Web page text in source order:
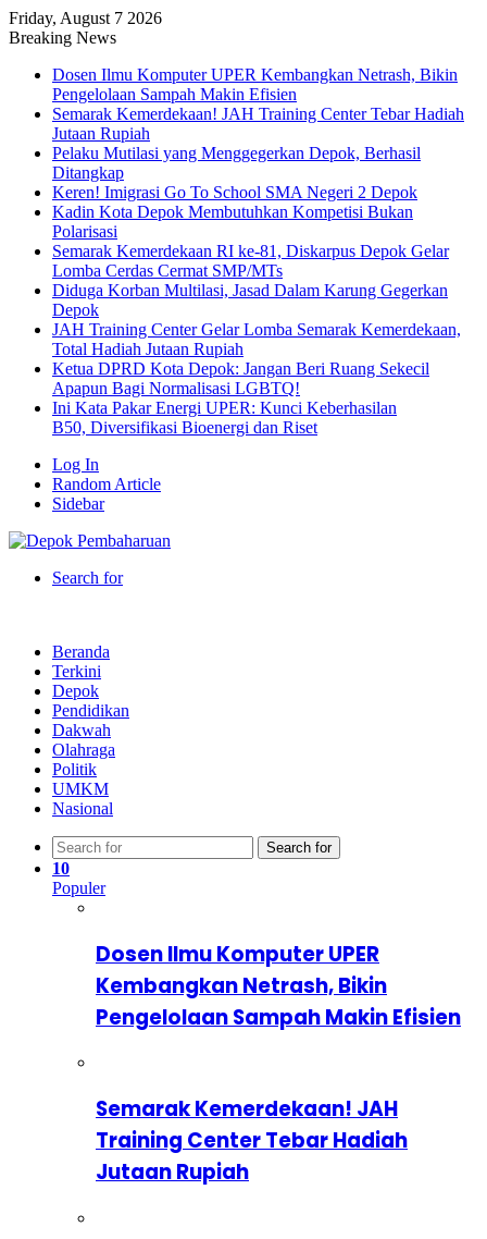
Friday, August 7 2026
Breaking News
Dosen Ilmu Komputer UPER Kembangkan Netrash, Bikin
Pengelolaan Sampah Makin Efisien
Semarak Kemerdekaan! JAH Training Center Tebar Hadiah
Jutaan Rupiah
Pelaku Mutilasi yang Menggegerkan Depok, Berhasil
Ditangkap
Keren! Imigrasi Go To School SMA Negeri 2 Depok
Kadin Kota Depok Membutuhkan Kompetisi Bukan
Polarisasi
Semarak Kemerdekaan RI ke-81, Diskarpus Depok Gelar
Lomba Cerdas Cermat SMP/MTs
Diduga Korban Multilasi, Jasad Dalam Karung Gegerkan
Depok
JAH Training Center Gelar Lomba Semarak Kemerdekaan,
Total Hadiah Jutaan Rupiah
Ketua DPRD Kota Depok: Jangan Beri Ruang Sekecil
Apapun Bagi Normalisasi LGBTQ!
Ini Kata Pakar Energi UPER: Kunci Keberhasilan
B50, Diversifikasi Bioenergi dan Riset
Log In
Random Article
Sidebar
Search for
Beranda
Terkini
Depok
Pendidikan
Dakwah
Olahraga
Politik
UMKM
Nasional
Search for
10
Populer
Dosen Ilmu Komputer UPER
Kembangkan Netrash, Bikin
Pengelolaan Sampah Makin Efisien
Semarak Kemerdekaan! JAH
Training Center Tebar Hadiah
Jutaan Rupiah